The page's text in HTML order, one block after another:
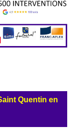
Quentin en